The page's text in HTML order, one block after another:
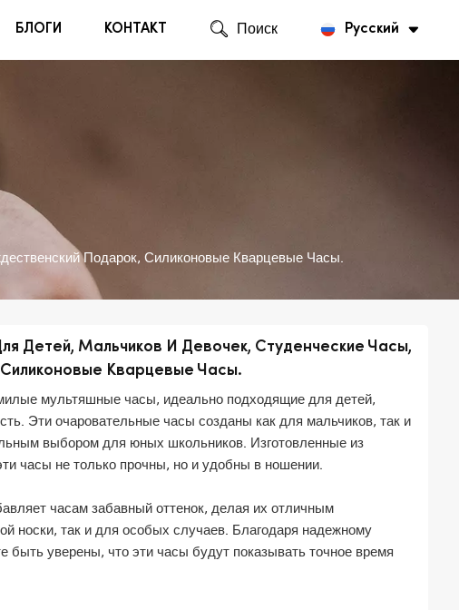
БЛОГИ КОНТАКТ Поиск Русский
Подарок, Силиконовые Кварцевые Часы.
Детей, Мальчиков И Девочек, Студенческие Часы,
Кварцевые Часы.
мультяшные часы, идеально подходящие для детей,
Эти очаровательные часы созданы как для мальчиков, так и
выбором для юных школьников. Изготовленные из
часы не только прочны, но и удобны в ношении.
часам забавный оттенок, делая их отличным
носки, так и для особых случаев. Благодаря надежному
быть уверены, что эти часы будут показывать точное время